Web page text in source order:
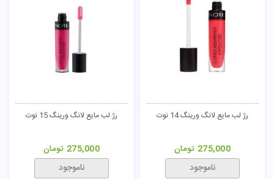
رژ لب مایع لانگ ورینگ 14 نوت
275,000 تومان
ناموجود
رژ لب مایع لانگ ورینگ 15 نوت
275,000 تومان
ناموجود